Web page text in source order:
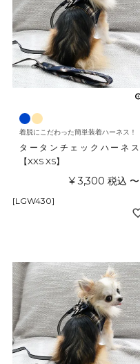
着脱にこだわった簡単装着ハーネス！
タータンチェックハーネス
【XXS XS】
¥ 3,300 税込 〜
[LGW430]